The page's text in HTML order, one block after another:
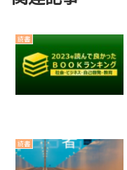
読書
読書